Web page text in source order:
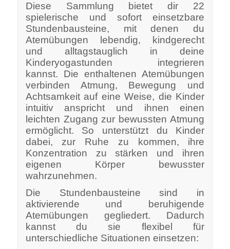
Diese Sammlung bietet dir 22
spielerische und sofort einsetzbare
Stundenbausteine, mit denen du
Atemübungen lebendig, kindgerecht
und alltagstauglich in deine
Kinderyogastunden integrieren
kannst. Die enthaltenen Atemübungen
verbinden Atmung, Bewegung und
Achtsamkeit auf eine Weise, die Kinder
intuitiv anspricht und ihnen einen
leichten Zugang zur bewussten Atmung
ermöglicht. So unterstützt du Kinder
dabei, zur Ruhe zu kommen, ihre
Konzentration zu stärken und ihren
eigenen Körper bewusster
wahrzunehmen.
Die Stundenbausteine sind in
aktivierende und beruhigende
Atemübungen gegliedert. Dadurch
kannst du sie flexibel für
unterschiedliche Situationen einsetzen: